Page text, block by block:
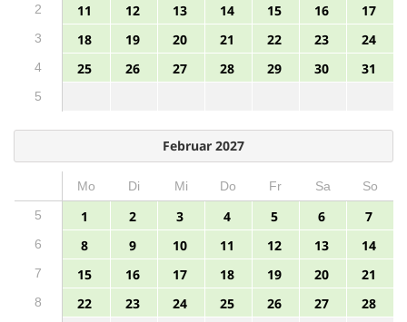
2 11 12 13 14 15 16 17
3 18 19 20 21 22 23 24
4 25 26 27 28 29 30 31
5
Februar 2027
Mo Di Mi Do Fr Sa
So
5
1 2 3 4 5 6 7
6 8 9 10 11 12 13 14
7 15 16 17 18 19 20 21
8 22 23 24 25 26 27 28